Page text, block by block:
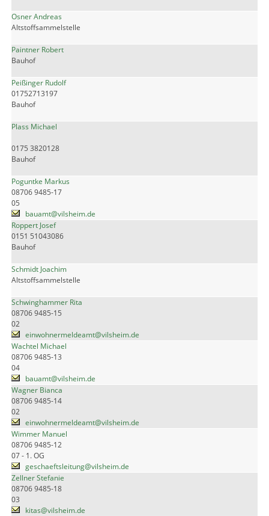
Osner Andreas
Altstoffsammelstelle
Paintner Robert
Bauhof
Peißinger Rudolf
01752713197
Bauhof
Plass Michael
0175 3820128
Bauhof
Poguntke Markus
08706 9485-17
05
bauamt@vilsheim.de
Roppert Josef
0151 51043086
Bauhof
Schmidt Joachim
Altstoffsammelstelle
Schwinghammer Rita
08706 9485-15
02
einwohnermeldeamt@vilsheim.de
Wachtel Michael
08706 9485-13
04
bauamt@vilsheim.de
Wagner Bianca
08706 9485-14
02
einwohnermeldeamt@vilsheim.de
Wimmer Manuel
08706 9485-12
07 - 1. OG
geschaeftsleitung@vilsheim.de
Zellner Stefanie
08706 9485-18
03
kitas@vilsheim.de